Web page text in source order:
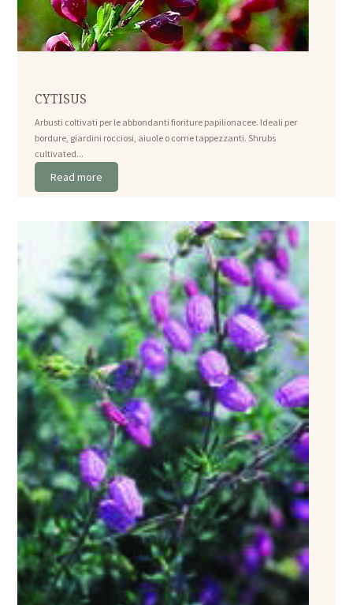
CYTISUS
Arbusti coltivati per le abbondanti fioriture papilionacee. Ideali per
bordure, giardini rocciosi, aiuole o come tappezzanti. Shrubs
cultivated...
Read more